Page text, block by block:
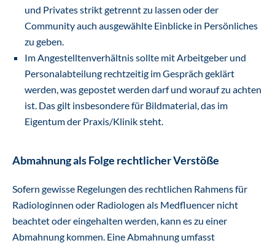
und Privates strikt getrennt zu lassen oder der
Community auch ausgewählte Einblicke in Persönliches
zu geben.
Im Angestelltenverhältnis sollte mit Arbeitgeber und
Personalabteilung rechtzeitig im Gespräch geklärt
werden, was gepostet werden darf und worauf zu achten
ist. Das gilt insbesondere für Bildmaterial, das im
Eigentum der Praxis/Klinik steht.
Abmahnung als Folge rechtlicher Verstöße
Sofern gewisse Regelungen des rechtlichen Rahmens für
Radiologinnen oder Radiologen als Medfluencer nicht
beachtet oder eingehalten werden, kann es zu einer
Abmahnung kommen. Eine Abmahnung umfasst